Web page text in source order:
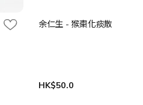
余仁生 - 猴棗化痰散
HK$50.0